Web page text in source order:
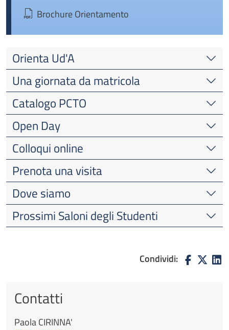
Brochure Orientamento
Orienta Ud'A
Una giornata da matricola
Catalogo PCTO
Open Day
Colloqui online
Prenota una visita
Dove siamo
Prossimi Saloni degli Studenti
Condividi:
Contatti
PaolaCIRINNA'